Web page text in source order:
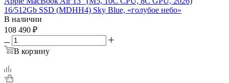
16/512Gb SSD (MDHH4) Sky Blue, «голубое небо»
В наличии
108 490 ₽
В корзину